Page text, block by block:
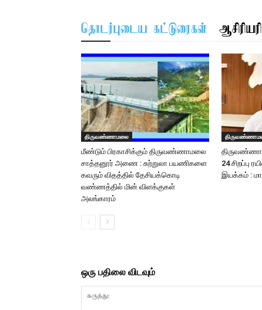
தொடர்புடைய கட்டுரைகள்
திருவண்ணாமலை
மீண்டும் பிரகாசிக்கும் திருவண்ணாமலை
சாத்தனூர் அணை : சுற்றுலா பயணிகளை
கவரும் விதத்தில் தேசியக்கொடி
வண்ணத்தில் மின் விளக்குகள்
அலங்காரம்
24 சிறப்பு
இயக்கம் :
ஒரு பதிலை விடவும்